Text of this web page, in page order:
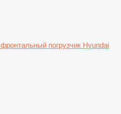
фронтальный погрузчик Hyundai